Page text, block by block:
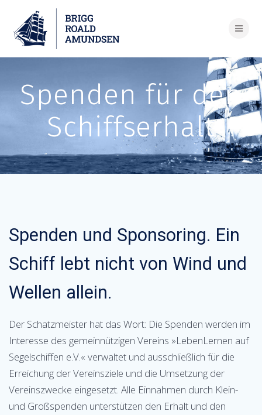
Spenden für den
Schiffserhalt
Spenden und Sponsoring. Ein
Schiff lebt nicht von Wind und
Wellen allein.
Der Schatzmeister hat das Wort: Die Spenden werden im
Interesse des gemeinnützigen Vereins »LebenLernen auf
Segelschiffen e.V.« verwaltet und ausschließlich für die
Erreichung der Vereinsziele und die Umsetzung der
Vereinszwecke eingesetzt. Alle Einnahmen durch Klein-
und Großspenden unterstützen den Erhalt und den